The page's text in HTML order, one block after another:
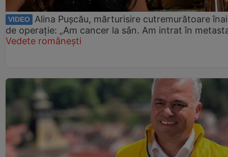
VIDEO
Alina Pușcău, mărturisire cutremurătoare
de operație: „Am cancer la sân. Am intrat în
Vedete românești